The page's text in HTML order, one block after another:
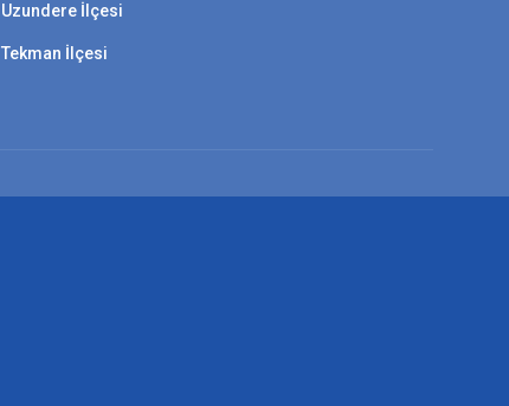
Uzundere İlçesi
Tekman İlçesi